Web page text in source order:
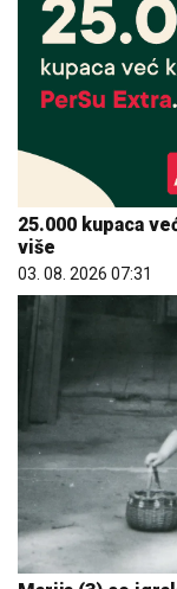
25.000 kupaca
više
03. 08. 2026 07:31